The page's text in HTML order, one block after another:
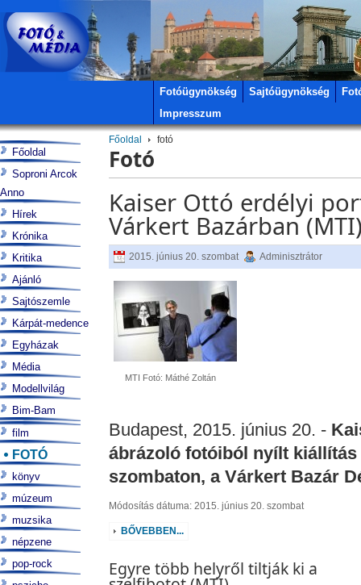
Fotóügynökség Sajtóügynökség
Impresszum
Főoldal fotó
Fotó
Kaiser Ottó erdélyi
Várkert Bazárban
2015. június 20. szombat Adminisztrátor
MTI Fotó: Máthé Zoltán
Budapest, 2015. június 20. -
ábrázoló fotóiból nyílt
szombaton, a Várkert Bazár
Módosítás dátuma: 2015. június 20. szombat
BŐVEBBEN...
Egyre több helyről tiltják ki a
Főoldal
Soproni Arcok
Anno
Hírek
Krónika
Kritika
Ajánló
Sajtószemle
Kárpát-medence
Egyházak
Média
Modellvilág
Bim-Bam
film
FOTÓ
könyv
múzeum
muzsika
népzene
pop-rock